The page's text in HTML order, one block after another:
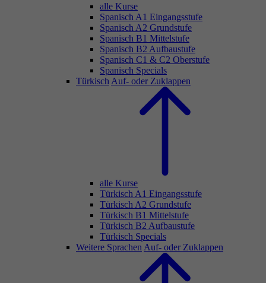
alle Kurse
Spanisch A1 Eingangsstufe
Spanisch A2 Grundstufe
Spanisch B1 Mittelstufe
Spanisch B2 Aufbaustufe
Spanisch C1 & C2 Oberstufe
Spanisch Specials
Türkisch Auf- oder Zuklappen
alle Kurse
Türkisch A1 Eingangsstufe
Türkisch A2 Grundstufe
Türkisch B1 Mittelstufe
Türkisch B2 Aufbaustufe
Türkisch Specials
Weitere Sprachen Auf- oder Zuklappen